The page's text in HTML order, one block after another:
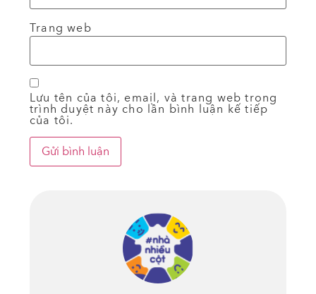
Trang web
Lưu tên của tôi, email, và trang web trong
trình duyệt này cho lần bình luận kế tiếp
của tôi.